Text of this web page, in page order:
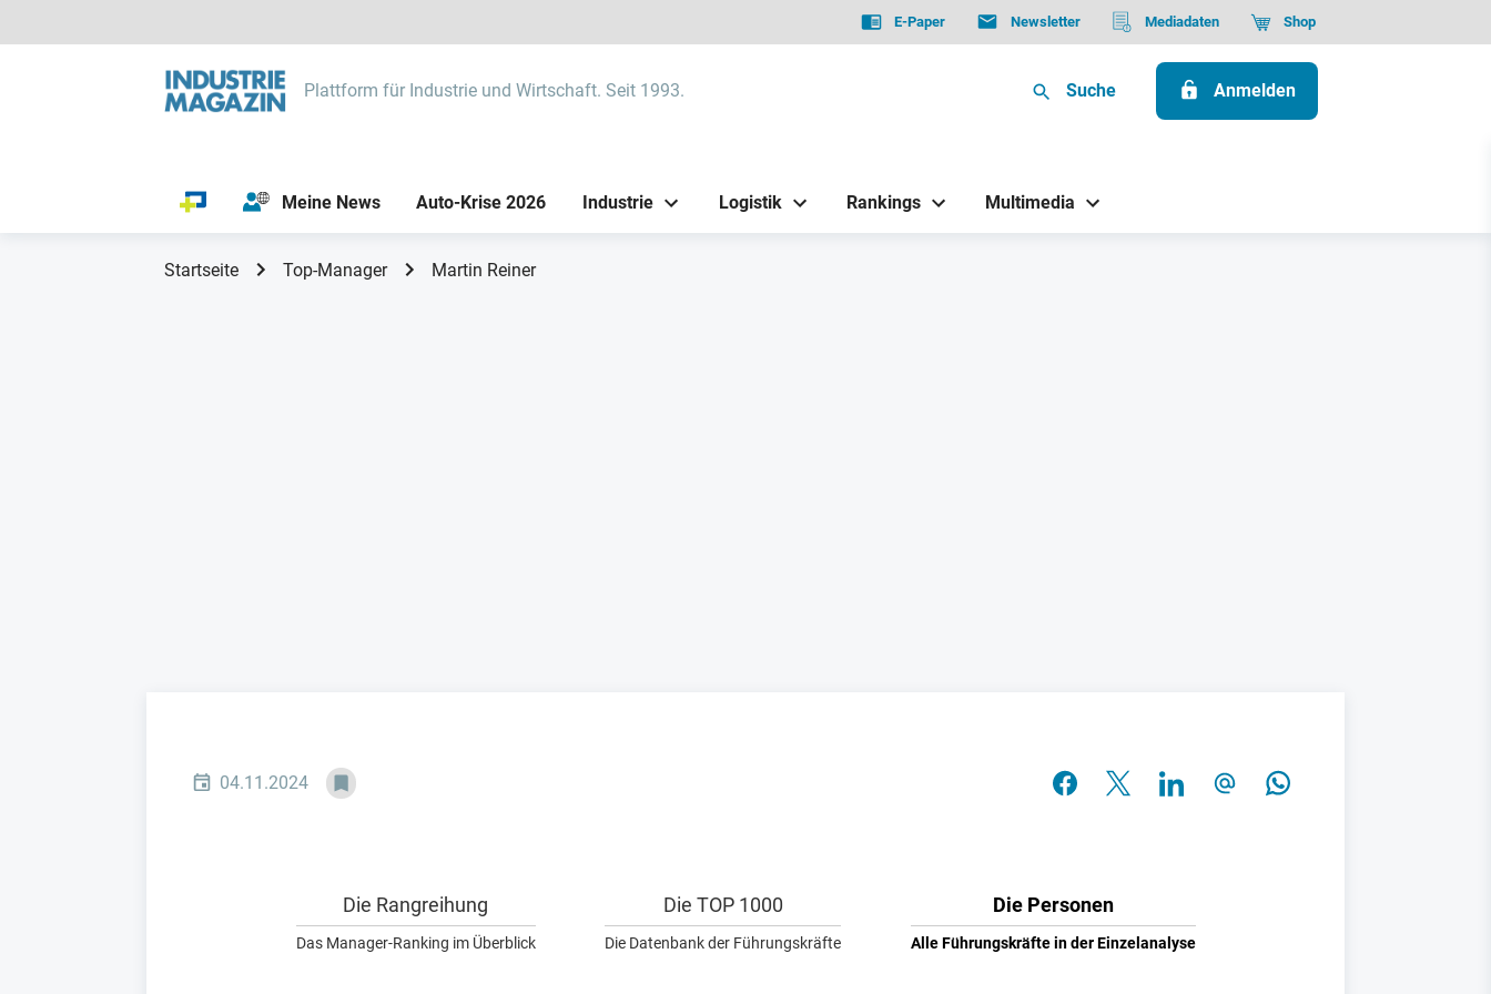
E-Paper Newsletter Mediadaten Shop
Plattform für Industrie und Wirtschaft. Seit 1993. Suche Anmelden
Meine News Auto-Krise 2026 Industrie Logistik Rankings Multimedia
Startseite Top-Manager Martin Reiner
04.11.2024
Die Rangreihung
Das Manager-Ranking im Überblick
Die TOP 1000
Die Datenbank der Führungskräfte
Die Personen
Alle Führungskräfte in der Einzelanalyse